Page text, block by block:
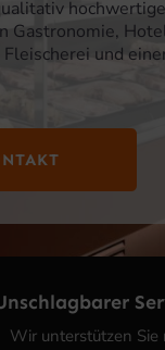
Gastronomie,
Fleischerei und
Wir unterstützen Sie